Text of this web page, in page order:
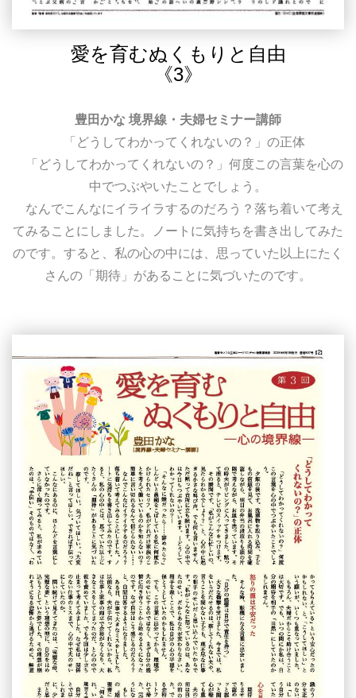
愛を育むぬくもりと自由
《3》
豊田かな 境界線・夫婦セミナー講師
「どうしてわかってくれないの？」の正体
「どうしてわかってくれないの？」何度この言葉を心の
中でつぶやいたことでしょう。
なんでこんなにイライラするのだろう？落ち着いて考え
てみることにしました。ノートに気持ちを書き出してみた
のです。すると、私の心の中には、思っていた以上にたく
さんの「期待」があることに気づいたのです。